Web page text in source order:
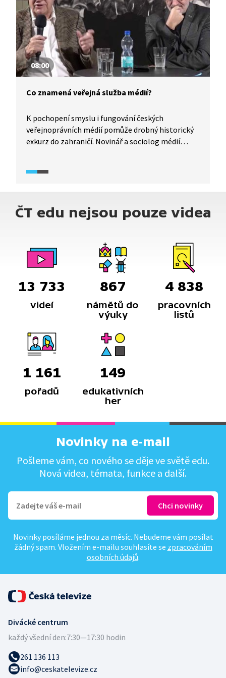
08:00
Co znamená veřejná služba médií?
K pochopení smyslu i fungování českých
veřejnoprávních médií pomůže drobný historický
exkurz do zahraničí. Novinář a sociolog médií
Zdůrazňují, že média veřejné služby mají být
ČT edu nejsou pouze videa
13 733
videí
867
námětů do
výuky
4 838
pracovních
listů
1 161
pořadů
149
edukativních
her
Novinky na e-mail
Pošleme vám, co nového se děje ve světě edu.
Nová videa, témata, funkce a další.
Novinky posíláme jednou za měsíc. Nebudeme vám posílat
žádný spam. Vložením e-mailu souhlasíte se zpracováním
osobních údajů.